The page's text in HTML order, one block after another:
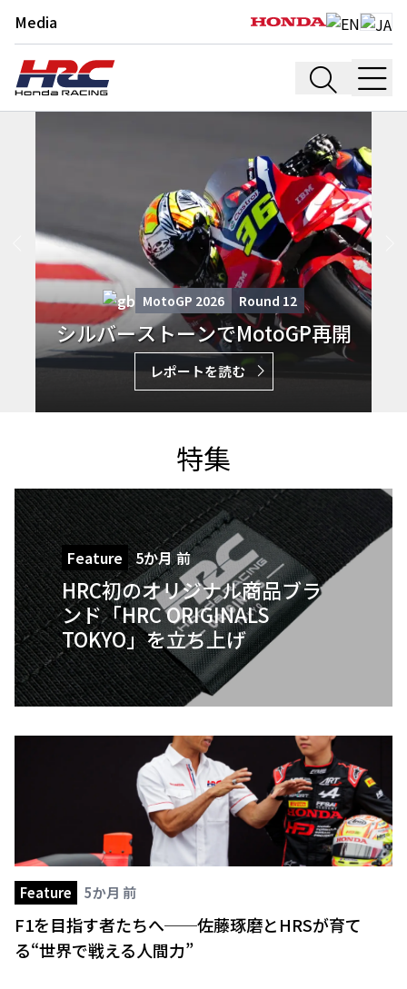
Media
MotoGP 2026 Round 12
シルバーストーンでMotoGP再開
レポートを読む
特集
Feature 5か月 前
HRC初のオリジナル商品ブラ
ンド「HRC ORIGINALS
TOKYO」を立ち上げ
Feature 5か月 前
F1を目指す者たちへ──佐藤琢磨とHRSが育て
る“世界で戦える人間力”